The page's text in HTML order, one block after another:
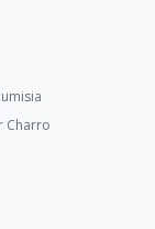
Charro